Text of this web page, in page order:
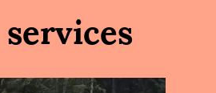
services